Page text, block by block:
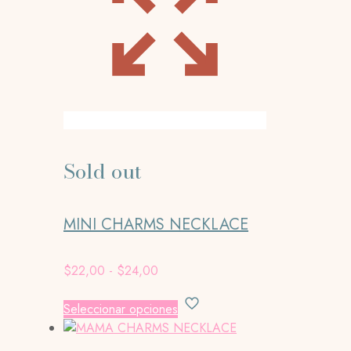
Sold out
MINI CHARMS NECKLACE
$22,00 - $24,00
precios:
desde
Seleccionar opciones Este
producto
tiene